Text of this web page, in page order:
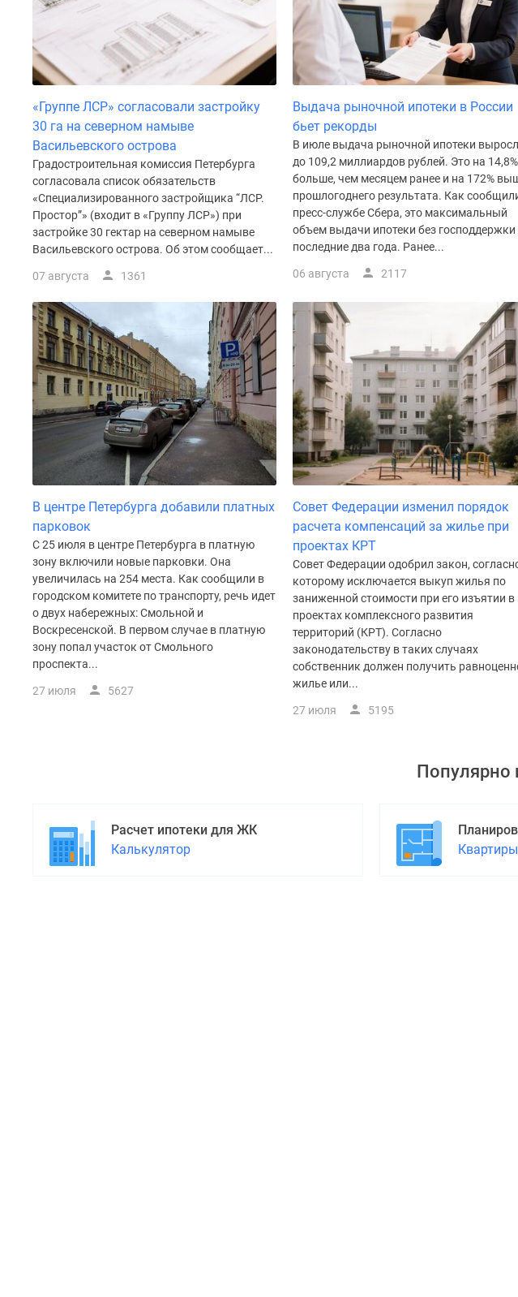
коттеджные
поселки
Строящиеся
коттеджные
поселки
Коттеджные
поселки
Коттеджные
поселки
водоема
Коттеджные
Бизнес-
центры
Коттеджи
Траншевая
ипотека
Скидки
«Группе ЛСР» согласовали застройку
30 га на северном намыве
Васильевского острова
Градостроительная комиссия Петербурга
согласовала список обязательств
«Специализированного застройщика “ЛСР.
Простор”» (входит в «Группу ЛСР») при
застройке 30 гектар на северном намыве
Васильевского острова. Об этом сообщает...
07 августа 1361
Выдача рыночной ипотеки в России
бьет рекорды
В июле выдача рыночной ипотеки
до 109,2 миллиардов рублей. Это на 14,8%
больше, чем месяцем ранее и на 172%
прошлогоднего результата. Как
пресс-службе Сбера, это максимальный
объем выдачи ипотеки без господдержки
последние два года. Ранее...
06 августа 2117
В центре Петербурга добавили платных
парковок
С 25 июля в центре Петербурга в платную
зону включили новые парковки. Она
увеличилась на 254 места. Как сообщили в
городском комитете по транспорту, речь идет
о двух набережных: Смольной и
Воскресенской. В первом случае в платную
зону попал участок от Смольного
проспекта...
27 июля 5627
Совет Федерации изменил порядок
расчета компенсаций за жилье при
проектах КРТ
Совет Федерации одобрил закон,
которому исключается выкуп жилья по
заниженной стоимости при его изъятии в
проектах комплексного развития
территорий (КРТ). Согласно
законодательству в таких случаях
собственник должен получить
жилье или...
27 июля 5195
Популярно
Расчет ипотеки для ЖК
Калькулятор